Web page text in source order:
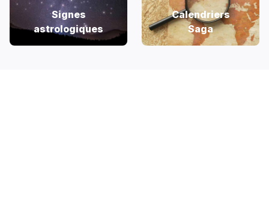
Signes
astrologiques
Calendriers
Saga